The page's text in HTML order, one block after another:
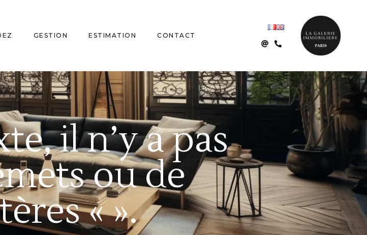
GESTION ESTIMATION CONTACT
il n’y a pas
ou de
« ».